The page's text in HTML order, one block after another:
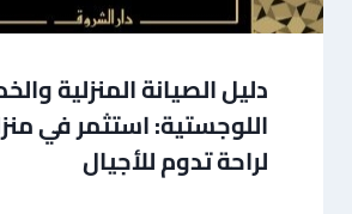
دليل الصيانة المنزلية
اللوجستية: استثمر في
لراحة تدوم للأجيال